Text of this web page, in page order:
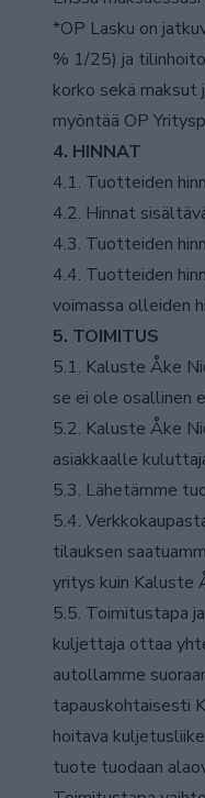
*OP Lasku on
% 1/25) ja
korko sekä
myöntää OP
4. HINNAT
4.1. Tuotteiden
4.2. Hinnat
4.3. Tuotteiden
4.4. Tuotteiden
voimassa olleiden
5. TOIMITUS
5.1. Kaluste Åke
se ei ole osallinen
5.2. Kaluste Åke
asiakkaalle
5.3. Lähetämme
5.4.
tilauksen
yritys kuin Kaluste
5.5. Toimitustapa
kuljettaja ottaa
autollamme
tapauskohtaisesti
hoitava
tuote tuodaan